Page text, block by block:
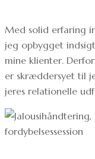
Med solid erfaring
jeg opbygget
mine klienter.
er skræddersyet til
jeres relationelle